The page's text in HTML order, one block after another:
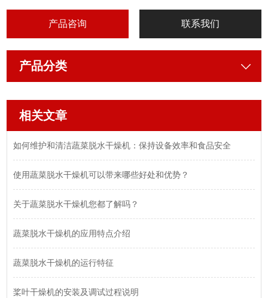
产品咨询 联系我们
产品分类
相关文章
如何维护和清洁蔬菜脱水干燥机：保持设备效率和食品安全
使用蔬菜脱水干燥机可以带来哪些好处和优势？
关于蔬菜脱水干燥机您都了解吗？
蔬菜脱水干燥机的应用特点介绍
蔬菜脱水干燥机的运行特征
桨叶干燥机的安装及调试过程说明